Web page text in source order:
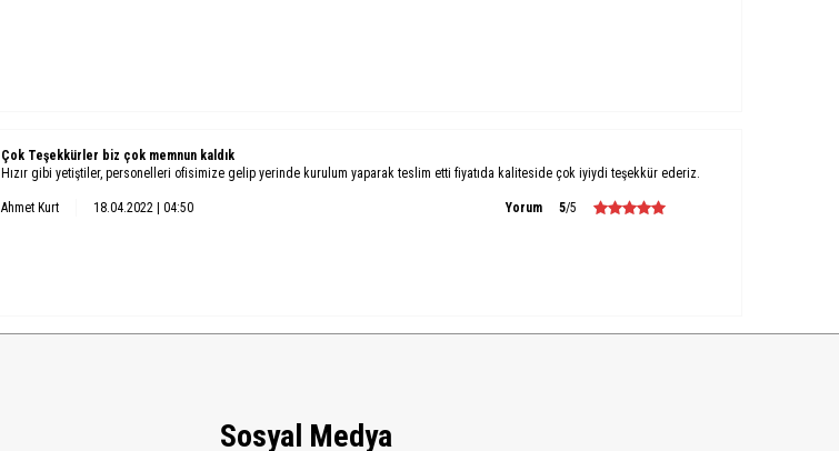
Çok Teşekkürler biz çok memnun kaldık
Hızır gibi yetiştiler, personelleri ofisimize gelip yerinde kurulum yaparak teslim etti fiyatıda kaliteside çok iyiydi teşekkür ederiz.
Ahmet Kurt 18.04.2022 | 04:50 Yorum 5/5
Sosyal Medya